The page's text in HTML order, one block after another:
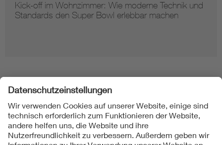
Kick-off im Wohnzimmer: Wie moderne Technik und
Standards den Super Bowl erlebbar machen
Folgen Sie uns